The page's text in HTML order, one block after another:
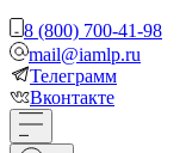
8 (800) 700-41-98
mail@iamlp.ru
Телеграмм
Вконтакте